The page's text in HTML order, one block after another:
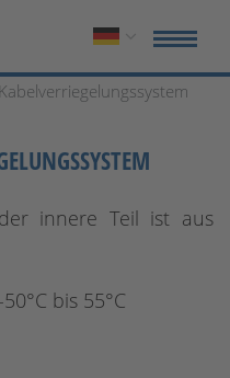
innere Teil ist aus
bis 55°C